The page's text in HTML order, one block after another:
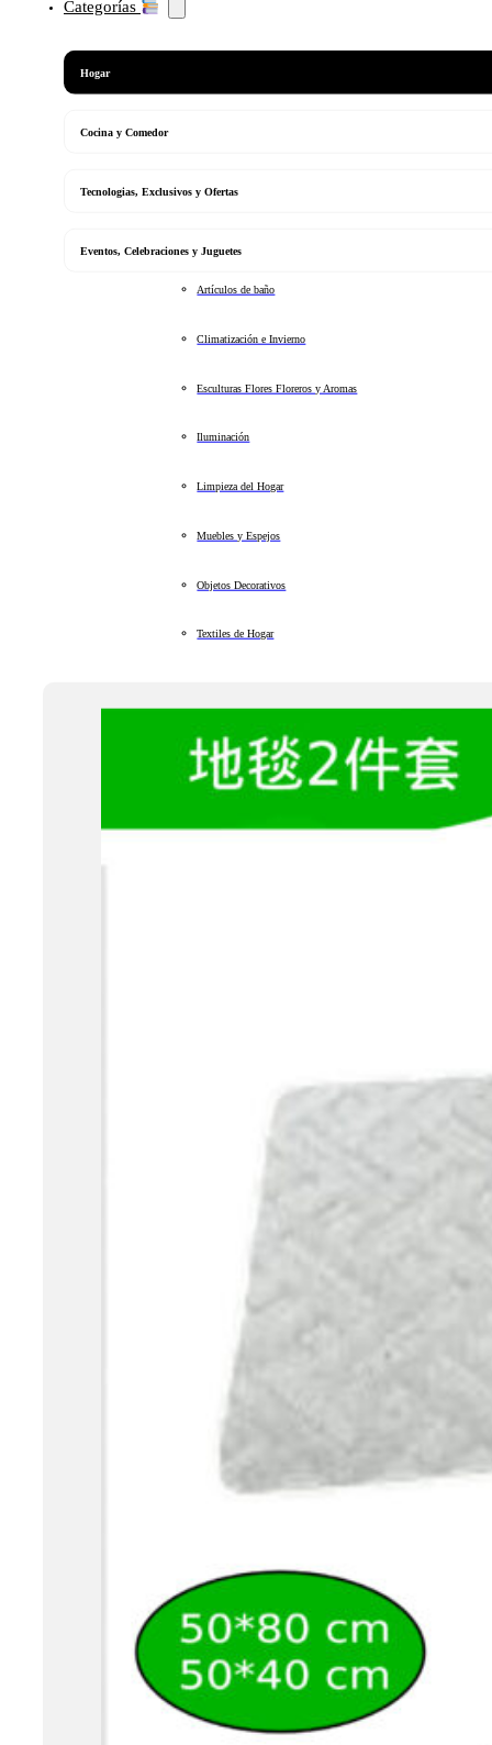
Categorías
Hogar
Cocina y Comedor
Tecnologias, Exclusivos y Ofertas
Eventos, Celebraciones y Juguetes
Artículos de baño
Climatización e Invierno
Esculturas Flores Floreros y Aromas
Iluminación
Limpieza del Hogar
Muebles y Espejos
Objetos Decorativos
Textiles de Hogar